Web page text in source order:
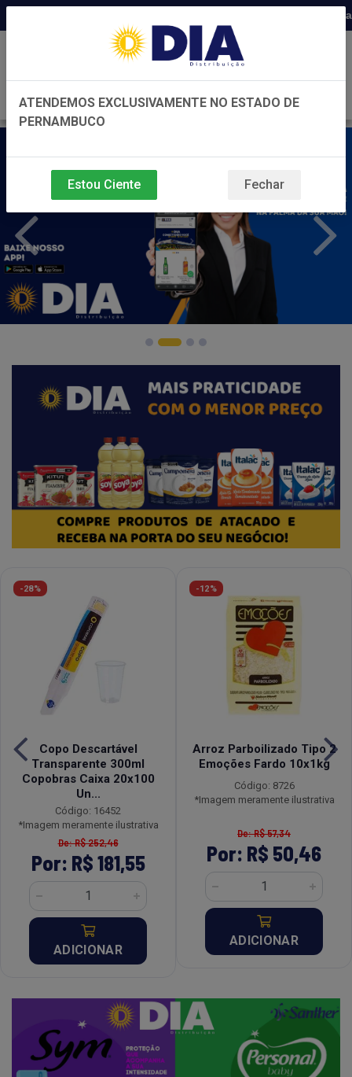
Distribuidora há 22 anos em
-28%
Copo Descartável
Transparente 300ml
Copobras Caixa 20x100
Un...
Código: 16452
*Imagem meramente ilustrativa
De: R$ 252,46
Por: R$ 181,55
ADICIONAR
-12%
Arroz Parboilizado Tipo 2
Emoções Fardo 10x1kg
Código: 8726
*Imagem meramente ilustrativa
De: R$ 57,34
Por: R$ 50,46
ADICIONAR
ATENDEMOS EXCLUSIVAMENTE NO ESTADO DE
PERNAMBUCO
Estou Ciente Fechar